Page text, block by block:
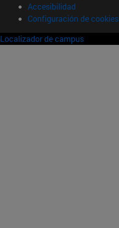
Accesibilidad
Configuración de cookies
Localizador de campus